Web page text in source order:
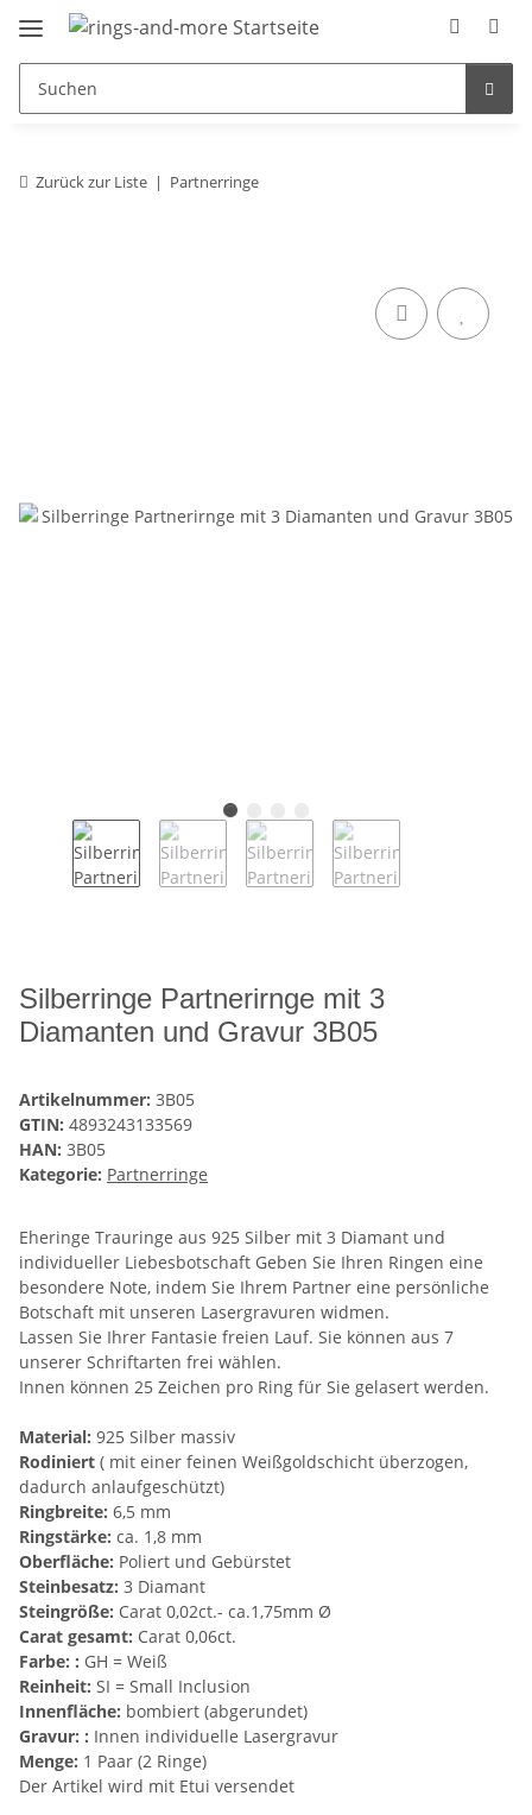
Zurück zur Liste Partnerringe
Silberringe Partnerirnge mit 3
Diamanten und Gravur 3B05
Artikelnummer: 3B05
GTIN: 4893243133569
HAN: 3B05
Kategorie: Partnerringe
Eheringe Trauringe aus 925 Silber mit 3 Diamant und
individueller Liebesbotschaft Geben Sie Ihren Ringen eine
besondere Note, indem Sie Ihrem Partner eine persönliche
Botschaft mit unseren Lasergravuren widmen.
Lassen Sie Ihrer Fantasie freien Lauf. Sie können aus 7
unserer Schriftarten frei wählen.
Innen können 25 Zeichen pro Ring für Sie gelasert werden.
Material: 925 Silber massiv
Rodiniert ( mit einer feinen Weißgoldschicht überzogen,
dadurch anlaufgeschützt)
Ringbreite: 6,5 mm
Ringstärke: ca. 1,8 mm
Oberfläche: Poliert und Gebürstet
Steinbesatz: 3 Diamant
Steingröße: Carat 0,02ct.- ca.1,75mm Ø
Carat gesamt: Carat 0,06ct.
Farbe: : GH = Weiß
Reinheit: SI = Small Inclusion
Innenfläche: bombiert (abgerundet)
Gravur: : Innen individuelle Lasergravur
Menge: 1 Paar (2 Ringe)
Der Artikel wird mit Etui versendet